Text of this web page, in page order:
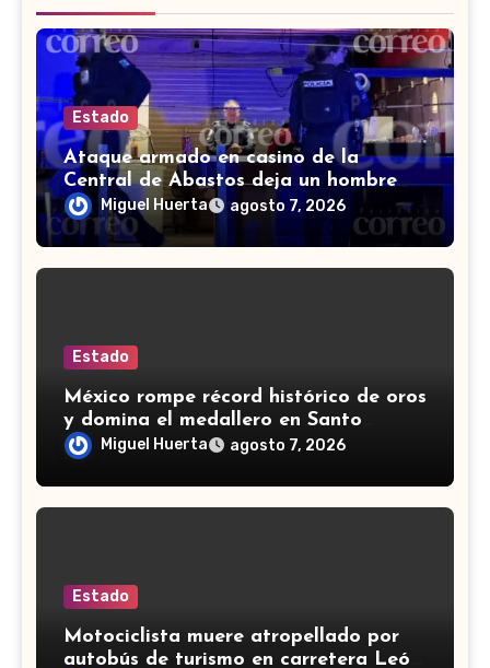
Estado
Ataque armado en casino de la
Central de Abastos deja un hombre
muerto en León
Miguel Huerta agosto 7, 2026
Estado
México rompe récord histórico de oros
y domina el medallero en Santo
Domingo 2026
Miguel Huerta agosto 7, 2026
Estado
Motociclista muere atropellado por
autobús de turismo en carretera León-